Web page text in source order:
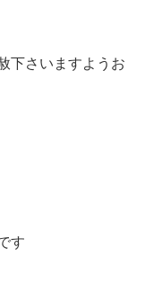
下さいますようお
す